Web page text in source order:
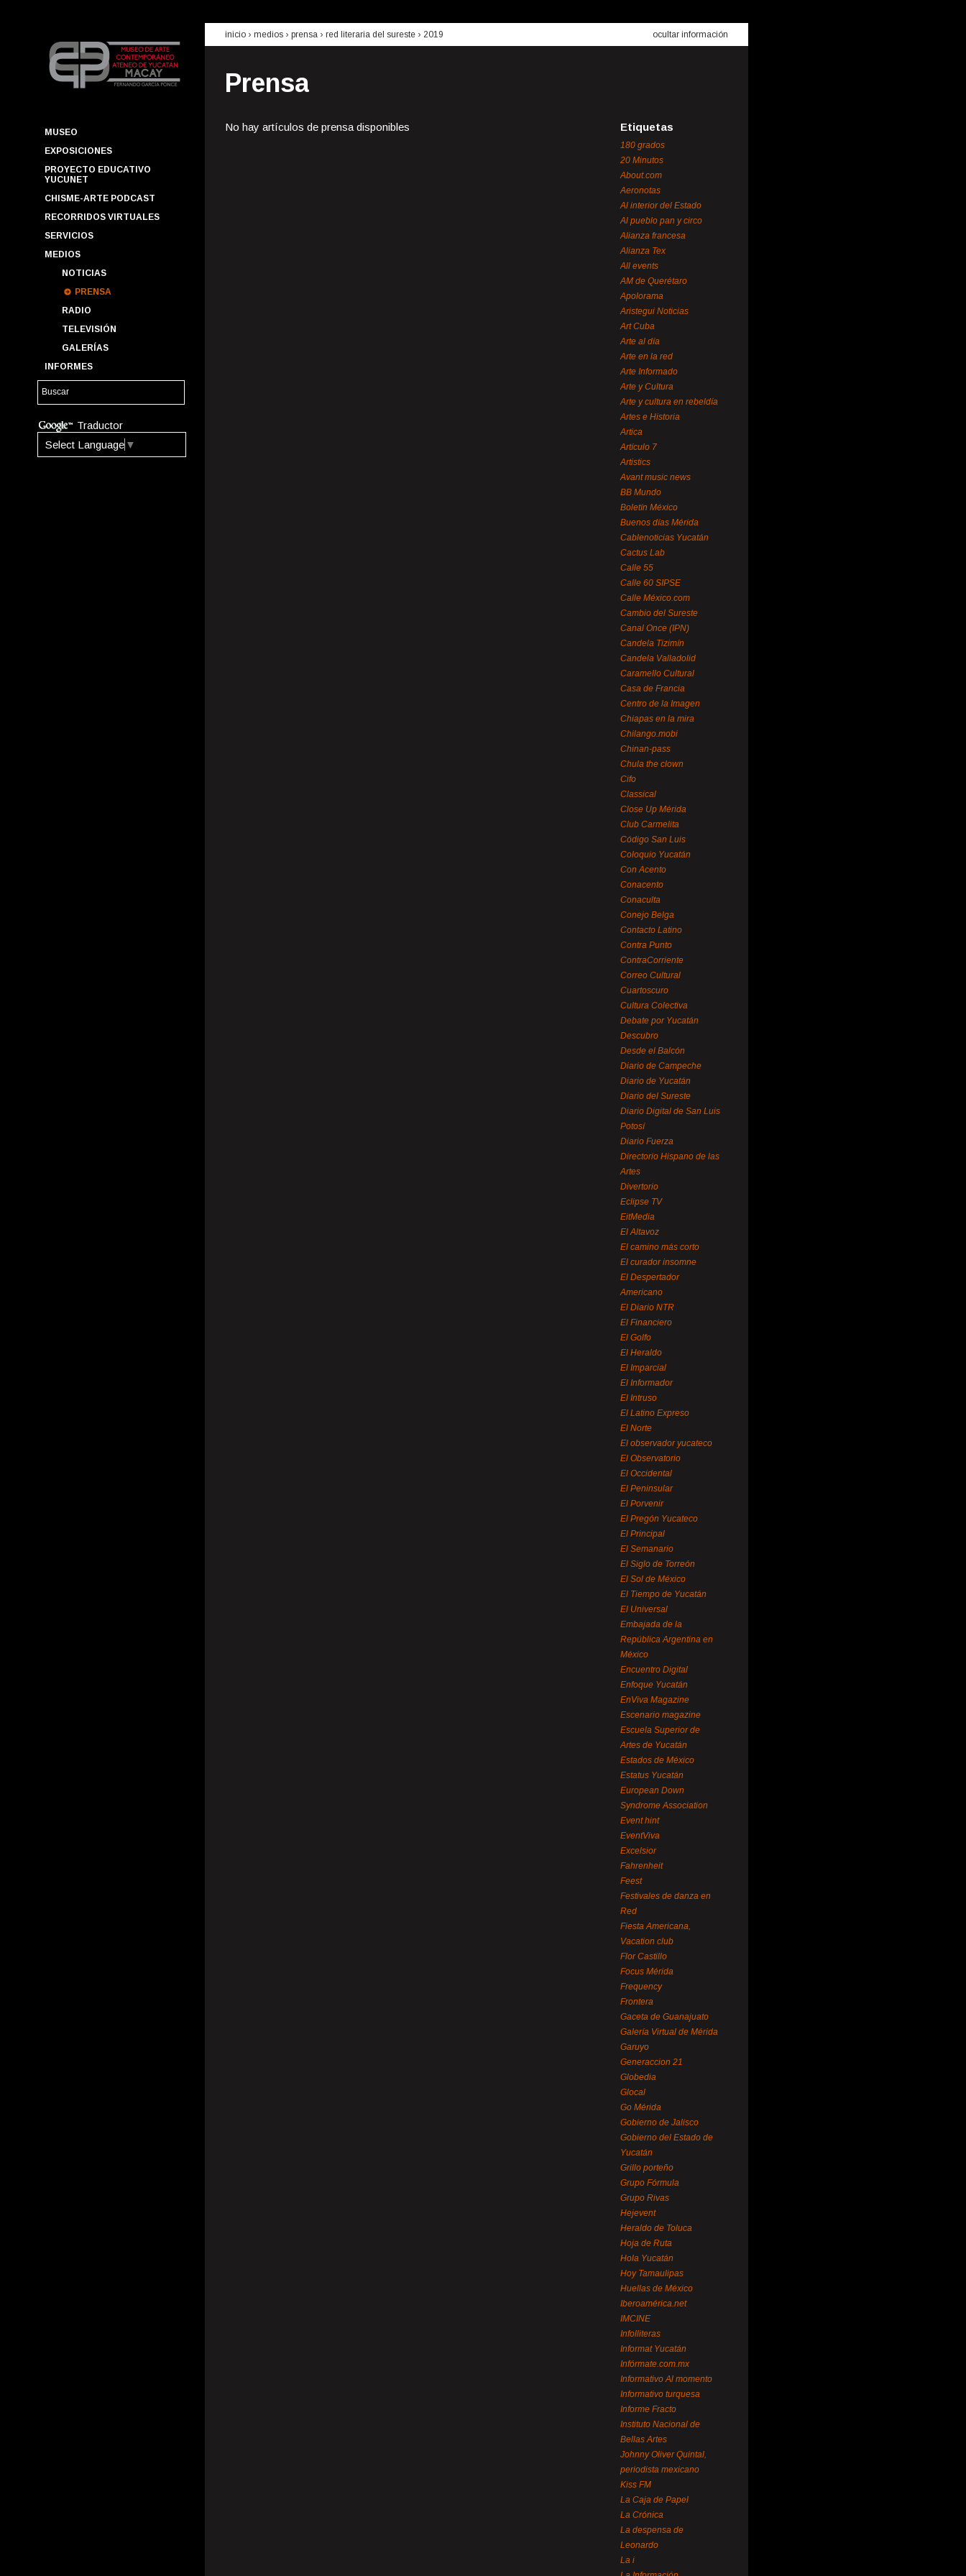
MUSEO
EXPOSICIONES
PROYECTO EDUCATIVO
YUCUNET
CHISME-ARTE PODCAST
RECORRIDOS VIRTUALES
SERVICIOS
MEDIOS
NOTICIAS
PRENSA
RADIO
TELEVISIÓN
GALERÍAS
INFORMES
Traductor
Select Language ▼
inicio › medios › prensa › red literaria del sureste › 2019 ocultar información
Prensa
No hay artículos de prensa disponibles Etiquetas
180 grados
20 Minutos
About.com
Aeronotas
Al interior del Estado
Al pueblo pan y circo
Alianza francesa
Alianza Tex
All events
AM de Querétaro
Apolorama
Aristegui Noticias
Art Cuba
Arte al día
Arte en la red
Arte Informado
Arte y Cultura
Arte y cultura en rebeldía
Artes e Historia
Artica
Artículo 7
Artistics
Avant music news
BB Mundo
Boletín México
Buenos días Mérida
Cablenoticias Yucatán
Cactus Lab
Calle 55
Calle 60 SIPSE
Calle México.com
Cambio del Sureste
Canal Once (IPN)
Candela Tizimín
Candela Valladolid
Caramello Cultural
Casa de Francia
Centro de la Imagen
Chiapas en la mira
Chilango.mobi
Chinan-pass
Chula the clown
Cifo
Classical
Close Up Mérida
Club Carmelita
Código San Luis
Coloquio Yucatán
Con Acento
Conacento
Conaculta
Conejo Belga
Contacto Latino
Contra Punto
ContraCorriente
Correo Cultural
Cuartoscuro
Cultura Colectiva
Debate por Yucatán
Descubro
Desde el Balcón
Diario de Campeche
Diario de Yucatán
Diario del Sureste
Diario Digital de San Luis
Potosí
Diario Fuerza
Directorio Hispano de las
Artes
Divertorio
Eclipse TV
EitMedia
El Altavoz
El camino más corto
El curador insomne
El Despertador
Americano
El Diario NTR
El Financiero
El Golfo
El Heraldo
El Imparcial
El Informador
El Intruso
El Latino Expreso
El Norte
El observador yucateco
El Observatorio
El Occidental
El Peninsular
El Porvenir
El Pregón Yucateco
El Principal
El Semanario
El Siglo de Torreón
El Sol de México
El Tiempo de Yucatán
El Universal
Embajada de la
República Argentina en
México
Encuentro Digital
Enfoque Yucatán
EnViva Magazine
Escenario magazine
Escuela Superior de
Artes de Yucatán
Estados de México
Estatus Yucatán
European Down
Syndrome Association
Event hint
EventViva
Excelsior
Fahrenheit
Feest
Festivales de danza en
Red
Fiesta Americana,
Vacation club
Flor Castillo
Focus Mérida
Frequency
Frontera
Gaceta de Guanajuato
Galería Virtual de Mérida
Garuyo
Generaccion 21
Globedia
Glocal
Go Mérida
Gobierno de Jalisco
Gobierno del Estado de
Yucatán
Grillo porteño
Grupo Fórmula
Grupo Rivas
Hejevent
Heraldo de Toluca
Hoja de Ruta
Hola Yucatán
Hoy Tamaulipas
Huellas de México
Iberoamérica.net
IMCINE
Infolliteras
Informat Yucatán
Infórmate.com.mx
Informativo Al momento
Informativo turquesa
Informe Fracto
Instituto Nacional de
Bellas Artes
Johnny Oliver Quintal,
periodista mexicano
Kiss FM
La Caja de Papel
La Crónica
La despensa de
Leonardo
La i